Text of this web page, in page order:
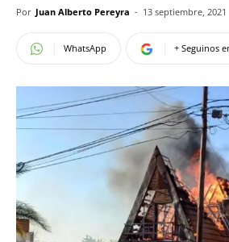
Por Juan Alberto Pereyra - 13 septiembre, 2021
WhatsApp + Seguinos